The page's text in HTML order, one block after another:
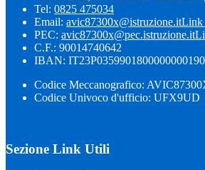
Tel: 0825 475034
Email: avic87300x@istruzione.itLink
PEC: avic87300x@pec.istruzione.it
C.F.: 90014740642
IBAN:
Codice Meccanografico:
Codice Univoco d'ufficio: UFX9UD
Sezione Link Utili